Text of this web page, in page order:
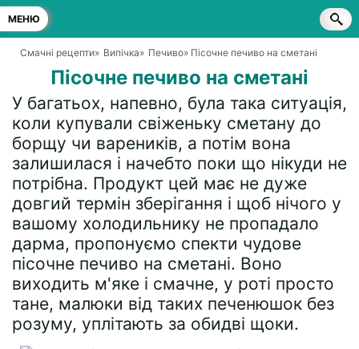
МЕНЮ
Смачні рецепти» Випічка» Печиво» Пісочне печиво на сметані
Пісочне печиво на сметані
У багатьох, напевно, була така ситуація,
коли купували свіженьку сметану до
борщу чи вареників, а потім вона
залишилася і начебто поки що нікуди не
потрібна. Продукт цей має не дуже
довгий термін зберігання і щоб нічого у
вашому холодильнику не пропадало
дарма, пропонуємо спекти чудове
пісочне печиво на сметані. Воно
виходить м'яке і смачне, у роті просто
тане, малюки від таких печенюшок без
розуму, уплітають за обидві щоки.